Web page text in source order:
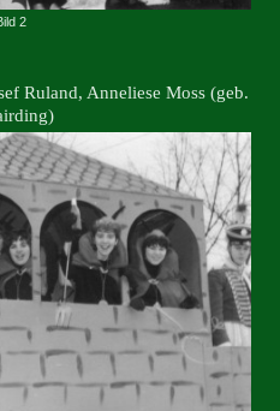
2
Ruland, Anneliese Moss (geb.